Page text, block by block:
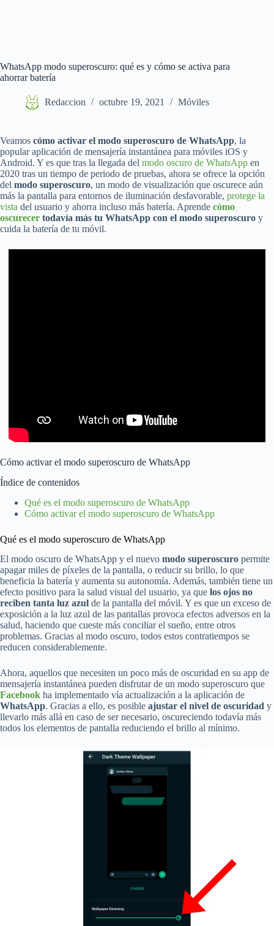
WhatsApp modo superoscuro: qué es y cómo se activa para
ahorrar batería
Redaccion octubre 19, 2021 Móviles
Veamos cómo activar el modo superoscuro de WhatsApp, la
popular aplicación de mensajería instantánea para móviles iOS y
Android. Y es que tras la llegada del modo oscuro de WhatsApp en
2020 tras un tiempo de periodo de pruebas, ahora se ofrece la opción
del modo superoscuro, un modo de visualización que oscurece aún
más la pantalla para entornos de iluminación desfavorable, protege la
vista del usuario y ahorra incluso más batería. Aprende cómo
oscurecer todavía más tu WhatsApp con el modo superoscuro y
cuida la batería de tu móvil.
Cómo activar el modo superoscuro de WhatsApp
Índice de contenidos
Qué es el modo superoscuro de WhatsApp
Cómo activar el modo superoscuro de WhatsApp
Qué es el modo superoscuro de WhatsApp
El modo oscuro de WhatsApp y el nuevo modo superoscuro permite
apagar miles de píxeles de la pantalla, o reducir su brillo, lo que
beneficia la batería y aumenta su autonomía. Además, también tiene un
efecto positivo para la salud visual del usuario, ya que los ojos no
reciben tanta luz azul de la pantalla del móvil. Y es que un exceso de
exposición a la luz azul de las pantallas provoca efectos adversos en la
salud, haciendo que cueste más conciliar el sueño, entre otros
problemas. Gracias al modo oscuro, todos estos contratiempos se
reducen considerablemente.
Ahora, aquellos que necesiten un poco más de oscuridad en su app de
mensajería instantánea pueden disfrutar de un modo superoscuro que
Facebook ha implementado vía actualización a la aplicación de
WhatsApp. Gracias a ello, es posible ajustar el nivel de oscuridad y
llevarlo más allá en caso de ser necesario, oscureciendo todavía más
todos los elementos de pantalla reduciendo el brillo al mínimo.